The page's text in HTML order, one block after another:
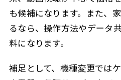
も候補になります。また、
るなら、操作方法やデータ
料になります。
補足として、機種変更では